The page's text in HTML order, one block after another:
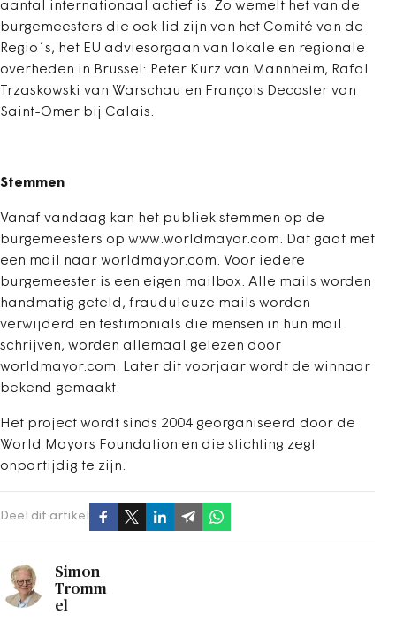
aantal internationaal actief is. Zo wemelt het van de
burgemeesters die ook lid zijn van het Comité van de
Regio´s, het EU adviesorgaan van lokale en regionale
overheden in Brussel: Peter Kurz van Mannheim, Rafal
Trzaskowski van Warschau en François Decoster van
Saint-Omer bij Calais.
Stemmen
Vanaf vandaag kan het publiek stemmen op de
burgemeesters op www.worldmayor.com. Dat gaat met
een mail naar worldmayor.com. Voor iedere
burgemeester is een eigen mailbox. Alle mails worden
handmatig geteld, frauduleuze mails worden
verwijderd en testimonials die mensen in hun mail
schrijven, worden allemaal gelezen door
worldmayor.com. Later dit voorjaar wordt de winnaar
bekend gemaakt.
Het project wordt sinds 2004 georganiseerd door de
World Mayors Foundation en die stichting zegt
onpartijdig te zijn.
Deel dit artikel
Simon
Tromm
el